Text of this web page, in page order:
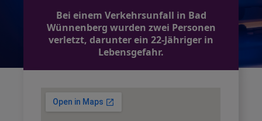
Bei einem Verkehrsunfall in Bad
Wünnenberg wurden zwei Personen
verletzt, darunter ein 22-Jähriger in
Lebensgefahr.